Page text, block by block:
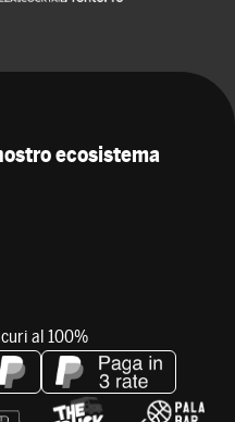
ecosistema
al 100%